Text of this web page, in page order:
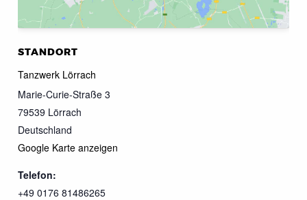
STANDORT
Tanzwerk Lörrach
Marie-Curie-Straße 3
79539 Lörrach
Deutschland
Google Karte anzeigen
Telefon:
+49 0176 81486265